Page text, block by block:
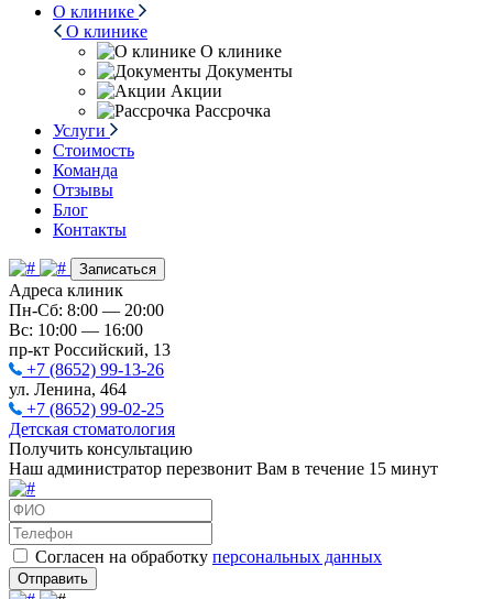
О клинике
О клинике
О клинике
Документы
Акции
Рассрочка
Услуги
Стоимость
Команда
Отзывы
Блог
Контакты
Записаться
Адреса клиник
Пн-Сб: 8:00 — 20:00
Вс: 10:00 — 16:00
пр-кт Российский, 13
+7 (8652) 99-13-26
ул. Ленина, 464
+7 (8652) 99-02-25
Детская стоматология
Получить консультацию
Наш администратор перезвонит Вам в течение 15 минут
Согласен на обработку персональных данных
Отправить